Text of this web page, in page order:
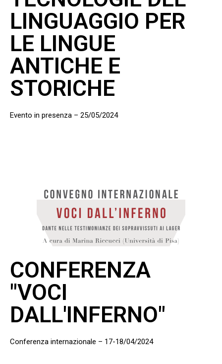
LINGUAGGIO PER
LE LINGUE
ANTICHE E
STORICHE
Evento in presenza – 25/05/2024
CONFERENZA
"VOCI
DALL'INFERNO"
Conferenza internazionale – 17-18/04/2024